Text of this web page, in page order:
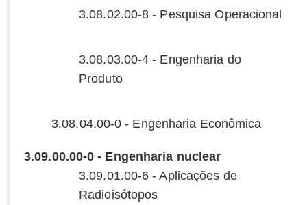
3.08.02.00-8 - Pesquisa Operacional
3.08.03.00-4 - Engenharia do
Produto
3.08.04.00-0 - Engenharia Econômica
3.09.00.00-0 - Engenharia nuclear
3.09.01.00-6 - Aplicações de
Radioisótopos